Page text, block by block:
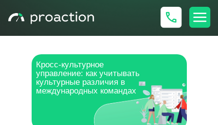
Кросс-культурное
управление: как учитывать
культурные различия в
международных командах